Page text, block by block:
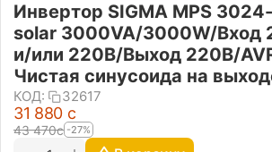
Инвертор SIGMA MPS
solar 3000VA/3000W/Вход
и/или 220В/Выход 220В/
Чистая синусоида на
КОД: 32617
31 880 с
43 470с -27%